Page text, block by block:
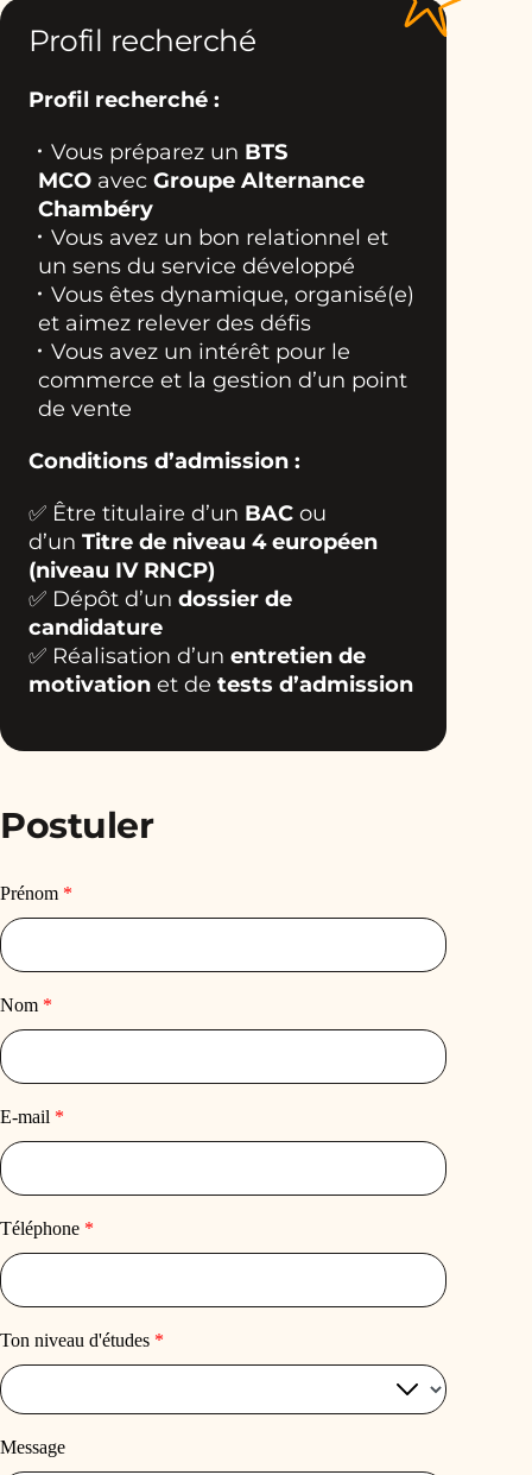
Profil recherché
Profil recherché :
Vous préparez un BTS
MCO avec Groupe Alternance
Chambéry
Vous avez un bon relationnel et
un sens du service développé
Vous êtes dynamique, organisé(e)
et aimez relever des défis
Vous avez un intérêt pour le
commerce et la gestion d’un point
de vente
Conditions d’admission :
✅ Être titulaire d’un BAC ou
d’un Titre de niveau 4 européen
(niveau IV RNCP)
✅ Dépôt d’un dossier de
candidature
✅ Réalisation d’un entretien de
motivation et de tests d’admission
Postuler